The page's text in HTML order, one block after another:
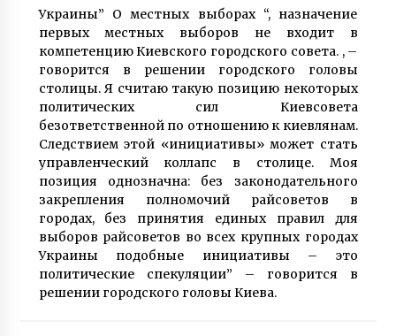
На Київщині горять торфовища в п’яти
районах
7 років ago
Як прожити влітку без світла
3 роки ago
Неоготичний палац Феліції – родинне
гніздечко Івана Терещенко
8 років ago
Острови Труханів і Міжмостний оголошено
ландшафтним заказником місцевого
Украины” О местных выборах “, назначение
первых местных выборов не входит в
компетенцию Киевского городского совета. , –
говорится в решении городского головы
столицы. Я считаю такую позицию некоторых
политических сил Киевсовета
безответственной по отношению к киевлянам.
Следствием этой «инициативы» может стать
управленческий коллапс в столице. Моя
позиция однозначна: без законодательного
закрепления полномочий райсоветов в
городах, без принятия единых правил для
выборов райсоветов во всех крупных городах
Украины подобные инициативы – это
политические спекуляции” – говорится в
решении городского головы Киева.